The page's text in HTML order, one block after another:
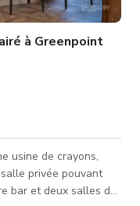
à Greenpoint
usine de crayons,
privée pouvant
bar et deux salles de